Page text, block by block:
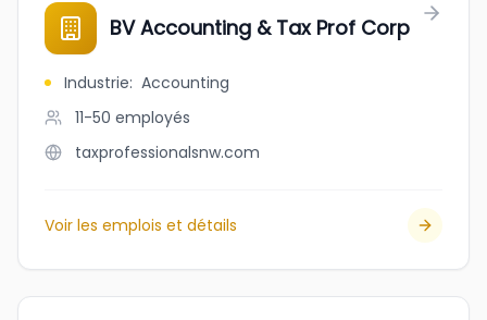
BV Accounting & Tax Prof Corp
Industrie: Accounting
11-50 employés
taxprofessionalsnw.com
Voir les emplois et détails